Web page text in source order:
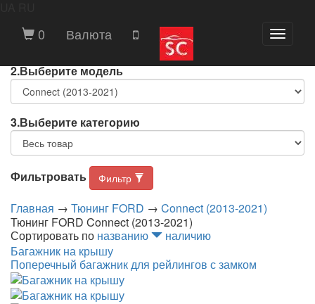
Toggle
0 Валюта
2.Выберите модель
3.Выберите категорию
Фильтровать Фильтр
Главная → Тюнинг FORD → Connect (2013-2021)
Тюнинг FORD Connect (2013-2021)
Сортировать по названию
наличию
Багажник на крышу
Поперечный багажник для рейлингов с замком